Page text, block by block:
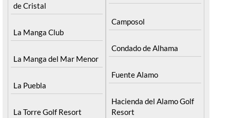
de Cristal
La Manga Club
La Manga del Mar Menor
La Puebla
La Torre Golf Resort
Camposol
Condado de Alhama
Fuente Alamo
Hacienda del Alamo Golf
Resort